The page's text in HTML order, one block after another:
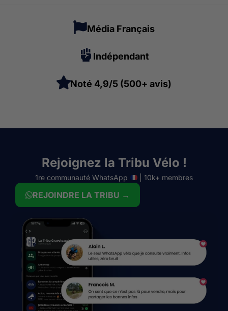
Média Français
Indépendant
Noté 4,9/5 (500+ avis)
Rejoignez la Tribu Vélo !
1re communauté WhatsApp | 10k+ membres
REJOINDRE LA TRIBU →